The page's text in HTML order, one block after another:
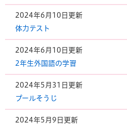
2024年6月10日更新
体力テスト
2024年6月10日更新
2年生外国語の学習
2024年5月31日更新
プールそうじ
2024年5月9日更新